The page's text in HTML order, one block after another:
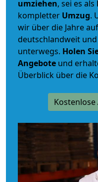
umziehen, sei es als
kompletter Umzug.
wir über die Jahre
deutschlandweit
unterwegs. Holen
Angebote und
Überblick über die